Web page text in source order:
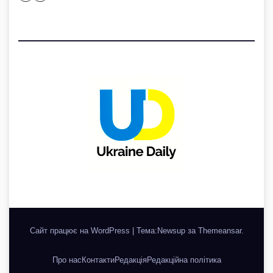
Сайт працює на WordPress Тема:Newsup за Themeansar.
Про нас КонтактиРедакціяРедакційна політика